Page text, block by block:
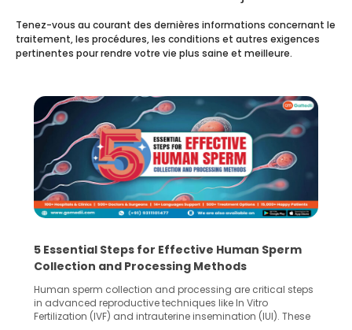
Tenez-vous au courant des dernières informations concernant le
traitement, les procédures, les conditions et autres exigences
pertinentes pour rendre votre vie plus saine et meilleure.
5 Essential Steps for Effective Human Sperm
Collection and Processing Methods
Human sperm collection and processing are critical steps
in advanced reproductive techniques like In Vitro
Fertilization (IVF) and intrauterine insemination (IUI). These